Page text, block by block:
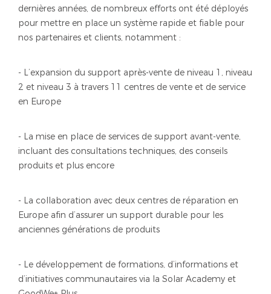
dernières années, de nombreux efforts ont été déployés
pour mettre en place un système rapide et fiable pour
nos partenaires et clients, notamment :
- L’expansion du support après-vente de niveau 1, niveau
2 et niveau 3 à travers 11 centres de vente et de service
en Europe
- La mise en place de services de support avant-vente,
incluant des consultations techniques, des conseils
produits et plus encore
- La collaboration avec deux centres de réparation en
Europe afin d’assurer un support durable pour les
anciennes générations de produits
- Le développement de formations, d’informations et
d’initiatives communautaires via la Solar Academy et